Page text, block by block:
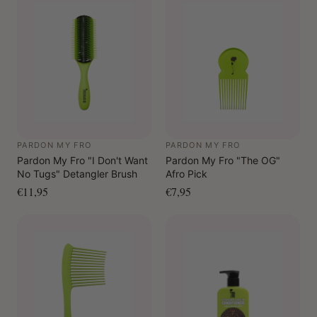
PARDON MY FRO
Pardon My Fro "I Don't Want
No Tugs" Detangler Brush
€11,95
PARDON MY FRO
Pardon My Fro "The OG"
Afro Pick
€7,95